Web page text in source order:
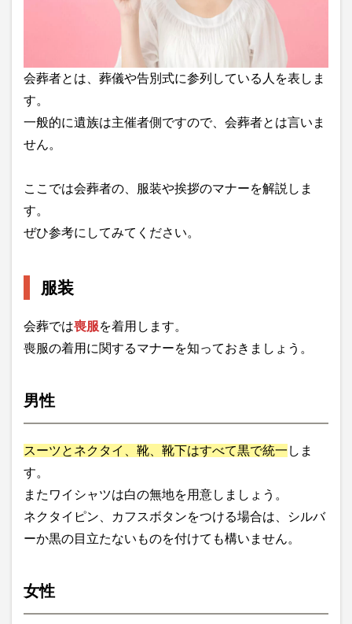
会葬者とは、葬儀や告別式に参列している人を表しま
す。
一般的に遺族は主催者側ですので、会葬者とは言いま
せん。
ここでは会葬者の、服装や挨拶のマナーを解説しま
す。
ぜひ参考にしてみてください。
服装
会葬では喪服を着用します。
喪服の着用に関するマナーを知っておきましょう。
男性
スーツとネクタイ、靴、靴下はすべて黒で統一 しま
す。
またワイシャツは白の無地を用意しましょう。
ネクタイピン、カフスボタンをつける場合は、シルバ
ーか黒の目立たないものを付けても構いません。
女性